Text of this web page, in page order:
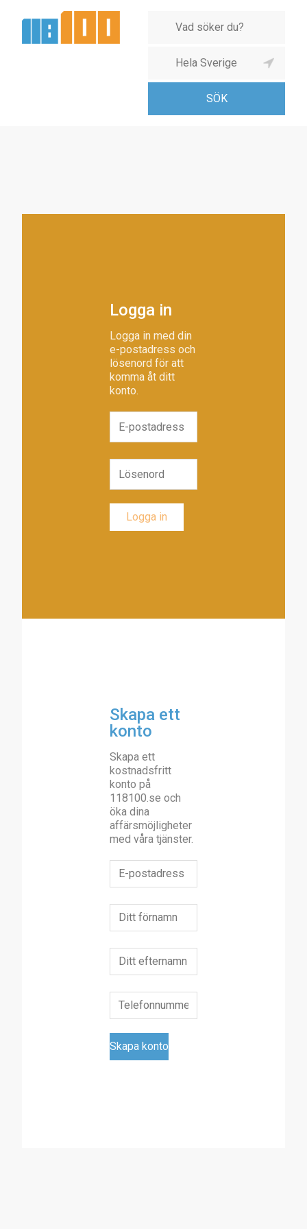
Logga in
Logga in med din
e-postadress och
lösenord för att
komma åt ditt
konto.
Skapa ett
konto
Skapa ett
kostnadsfritt
konto på
118100.se och
öka dina
affärsmöjligheter
med våra tjänster.